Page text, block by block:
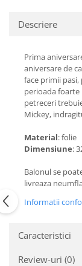
Descriere
Prima
aniversare de
face primii
perioada foarte
petreceri
Mickey,
Material: folie
Dimensiune:
Balonul se
livreaza
Informatii
Caracteristici
Review-uri (0)